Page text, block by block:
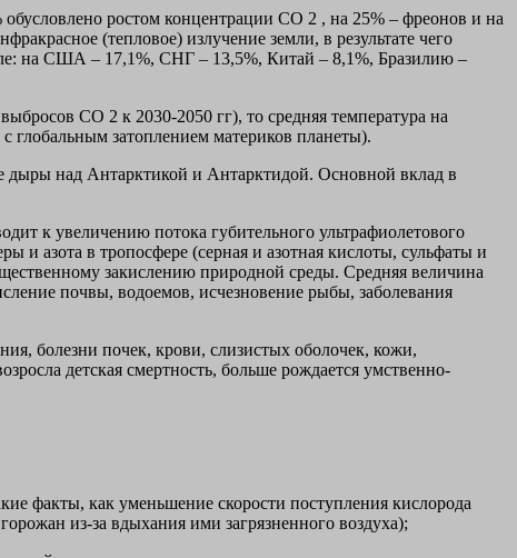
ростом концентрации СО 2 , на 25% – фреонов и на
(тепловое) излучение земли, в результате чего
на США – 17,1%, СНГ – 13,5%, Китай – 8,1%, Бразилию –
СО 2 к 2030-2050 гг), то средняя температура на
глобальным затоплением материков планеты).
дыры над Антарктикой и Антарктидой. Основной вклад в
к увеличению потока губительного ультрафиолетового
и азота в тропосфере (серная и азотная кислоты, сульфаты и
закислению природной среды. Средняя величина
почвы, водоемов, исчезновение рыбы, заболевания
болезни почек, крови, слизистых оболочек, кожи,
детская смертность, больше рождается умственно-
факты, как уменьшение скорости поступления кислорода
из-за вдыхания ими загрязненного воздуха);